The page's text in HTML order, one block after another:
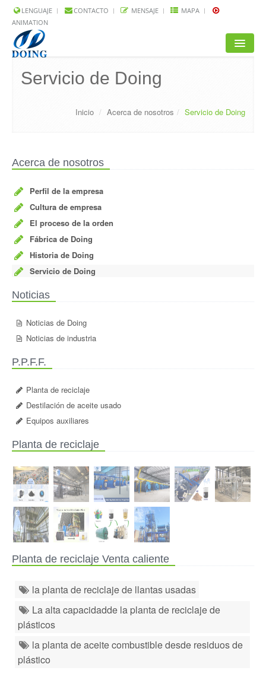
LENGUAJE CONTACTO MENSAJE
MAPA
ANIMATION
INICIO
P.P.F.F.
NOTICIAS
ACERCA DE NOSOTROS
Servicio de Doing
Inicio / Acerca de nosotros / Servicio de Doing
Acerca de nosotros
Perfil de la empresa
Cultura de empresa
El proceso de la orden
Fábrica de Doing
Historia de Doing
Servicio de Doing
Noticias
Noticias de Doing
Noticias de industria
P.P.F.F.
Planta de reciclaje
Destilación de aceite usado
Equipos auxiliares
Planta de reciclaje
Planta de reciclaje Venta caliente
la planta de reciclaje de llantas usadas
La alta capacidadde la planta de reciclaje de
plásticos
la planta de aceite combustible desde residuos de
plástico